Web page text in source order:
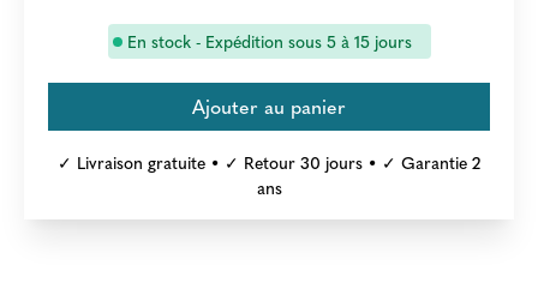
En stock - Expédition sous 5 à 15 jours
✓ Livraison gratuite • ✓ Retour 30 jours • ✓ Garantie 2
ans